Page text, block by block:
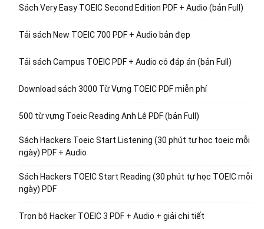
Sách Very Easy TOEIC Second Edition PDF + Audio (bản Full)
Tải sách New TOEIC 700 PDF + Audio bản đẹp
Tải sách Campus TOEIC PDF + Audio có đáp án (bản Full)
Download sách 3000 Từ Vựng TOEIC PDF miễn phí
500 từ vựng Toeic Reading Anh Lê PDF (bản Full)
Sách Hackers Toeic Start Listening (30 phút tự học toeic mỗi
ngày) PDF + Audio
Sách Hackers TOEIC Start Reading (30 phút tự học TOEIC mỗi
ngày) PDF
Trọn bộ Hacker TOEIC 3 PDF + Audio + giải chi tiết